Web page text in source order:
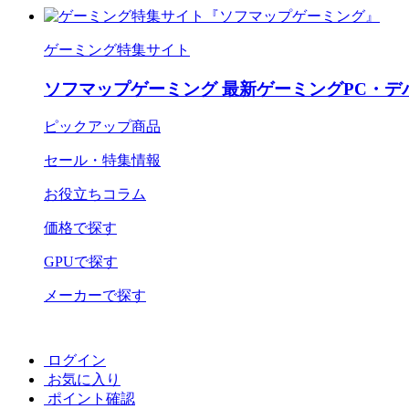
ゲーミング特集サイト
ソフマップゲーミング 最新ゲーミングPC・デ
ピックアップ商品
セール・特集情報
お役立ちコラム
価格で探す
GPUで探す
メーカーで探す
ログイン
お気に入り
ポイント確認